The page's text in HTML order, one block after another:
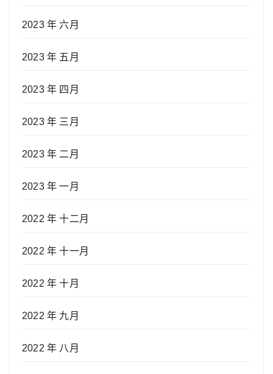
2023 年 六月
2023 年 五月
2023 年 四月
2023 年 三月
2023 年 二月
2023 年 一月
2022 年 十二月
2022 年 十一月
2022 年 十月
2022 年 九月
2022 年 八月